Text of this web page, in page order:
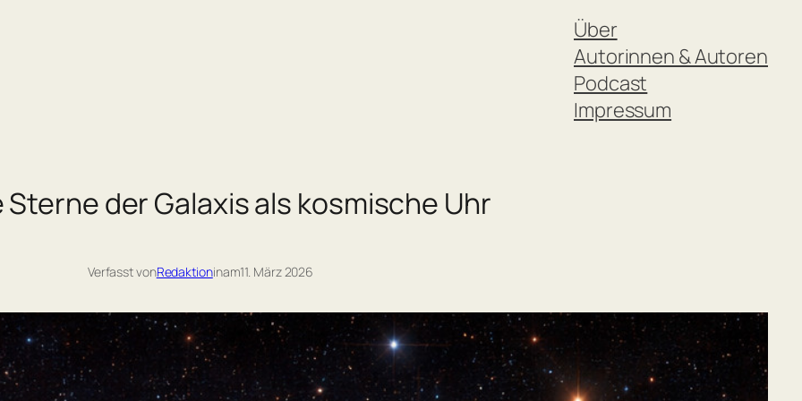
Über
Autorinnen & Autoren
Podcast
Impressum
der Galaxis als kosmische Uhr
Verfasst vonRedaktioninam11. März 2026